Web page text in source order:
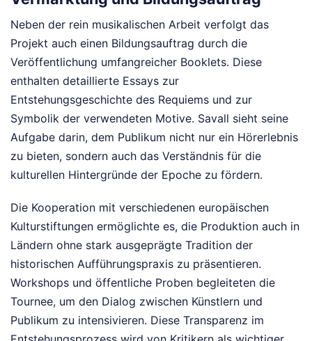
Neben der rein musikalischen Arbeit verfolgt das
Projekt auch einen Bildungsauftrag durch die
Veröffentlichung umfangreicher Booklets. Diese
enthalten detaillierte Essays zur
Entstehungsgeschichte des Requiems und zur
Symbolik der verwendeten Motive. Savall sieht seine
Aufgabe darin, dem Publikum nicht nur ein Hörerlebnis
zu bieten, sondern auch das Verständnis für die
kulturellen Hintergründe der Epoche zu fördern.
Die Kooperation mit verschiedenen europäischen
Kulturstiftungen ermöglichte es, die Produktion auch in
Ländern ohne stark ausgeprägte Tradition der
historischen Aufführungspraxis zu präsentieren.
Workshops und öffentliche Proben begleiteten die
Tournee, um den Dialog zwischen Künstlern und
Publikum zu intensivieren. Diese Transparenz im